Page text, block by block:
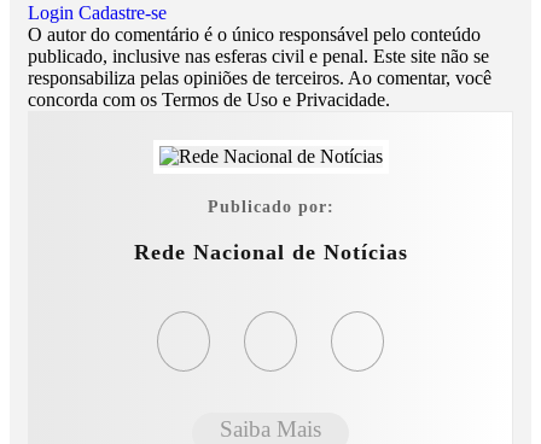
Login Cadastre-se
O autor do comentário é o único responsável pelo conteúdo
publicado, inclusive nas esferas civil e penal. Este site não se
responsabiliza pelas opiniões de terceiros. Ao comentar, você
concorda com os Termos de Uso e Privacidade.
Publicado por:
Rede Nacional de Notícias
Saiba Mais